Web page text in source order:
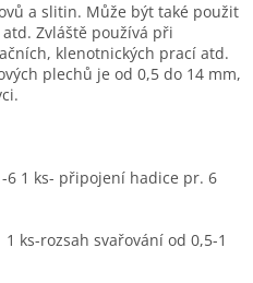
a slitin. Může být také použit
Zvláště používá při
klenotnických prací atd.
plechů je od 0,5 do 14 mm,
6 1 ks- připojení hadice pr. 6
ks-rozsah svařování od 0,5-1